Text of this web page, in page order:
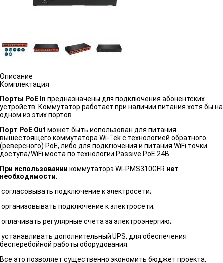
Описание
Комплектация
Порты PoE In предназначены для подключения абонентских
устройств. Коммутатор работает при наличии питания хотя бы на
одном из этих портов.
Порт PoE Out может быть использован для питания
вышестоящего коммутатора Wi-Tek с технологией обратного
(реверсного) PoE, либо для подключения и питания WiFi точки
доступа/WiFi моста по технологии Passive PoE 24В.
При использовании коммутатора WI-PMS310GFR нет
необходимости:
согласовывать подключение к электросети;
организовывать подключение к электросети;
оплачивать регулярные счета за электроэнергию;
устанавливать дополнительный UPS, для обеспечения
бесперебойной работы оборудования.
Все это позволяет существенно экономить бюджет проекта,